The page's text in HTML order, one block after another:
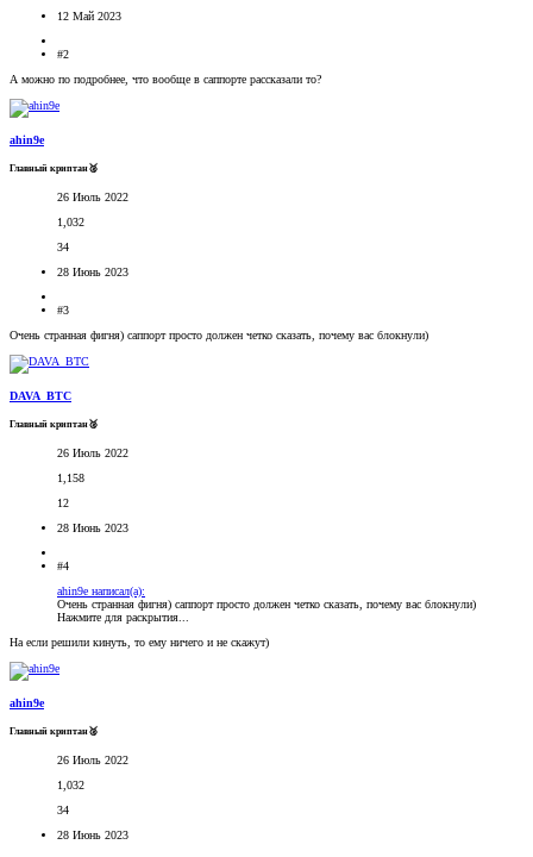
12 Май 2023
#2
А можно по подробнее, что вообще в саппорте рассказали то?
ahin9e
Главный криптан🥈
26 Июль 2022
1,032
34
28 Июнь 2023
#3
Очень странная фигня) саппорт просто должен четко сказать, почему вас блокнули)
DAVA_BTC
Главный криптан🥈
26 Июль 2022
1,158
12
28 Июнь 2023
#4
ahin9e написал(а):
Очень странная фигня) саппорт просто должен четко сказать, почему вас блокнули)
Нажмите для раскрытия...
На если решили кинуть, то ему ничего и не скажут)
ahin9e
Главный криптан🥈
26 Июль 2022
1,032
34
28 Июнь 2023